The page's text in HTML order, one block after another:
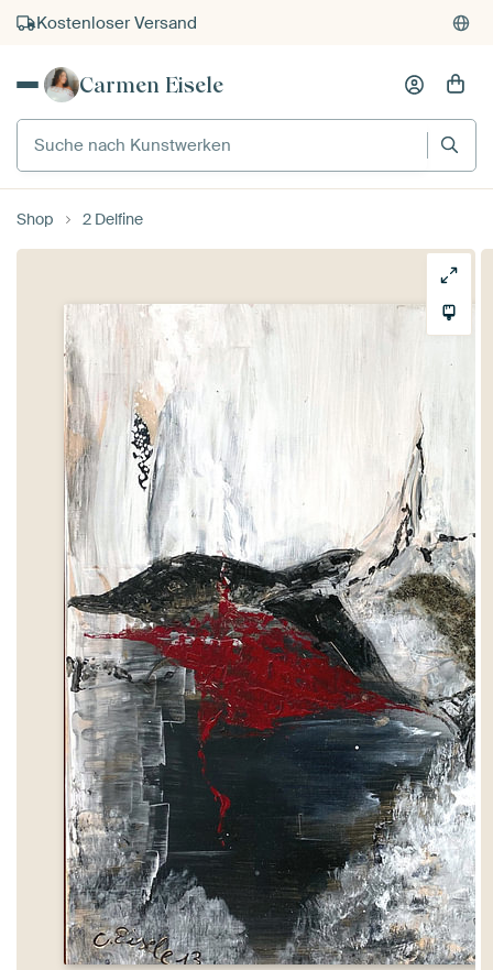
Kostenloser Versand
Kauf auf Rechnung
Carmen Eisele
Suche nach Kunstwerken
Shop 2 Delfine